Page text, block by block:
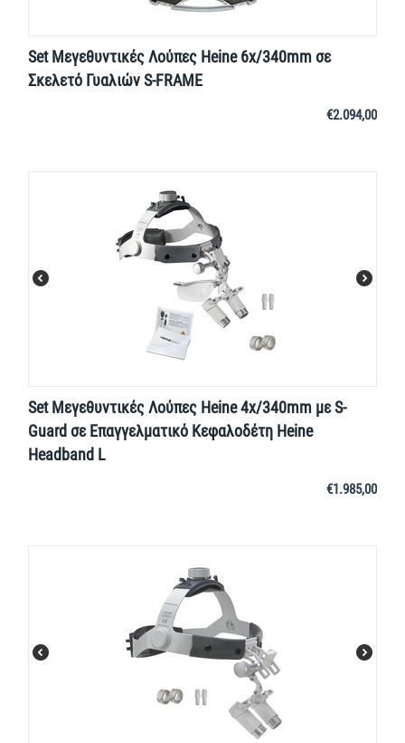
Set Μεγεθυντικές Λούπες Heine 6x/340mm σε
Σκελετό Γυαλιών S-FRAME
€2.094,00
Set Μεγεθυντικές Λούπες Heine 4x/340mm με S-
Guard σε Επαγγελματικό Κεφαλοδέτη Heine
Headband L
€1.985,00